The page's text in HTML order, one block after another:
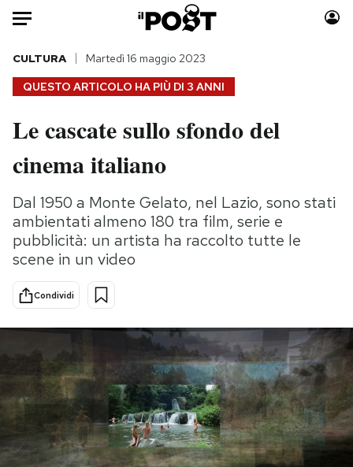
Auto
HOME
Italia
Politica
Tecnologia
Internet
Scienza
Cultura
Economia
Moda
Storie/Idee
Ok Boomer!
Media
PODCAST
NEWSLETTER
QUESTO ARTICOLO HA PIÙ DI 3 ANNI
CULTURA Martedì 16 maggio 2023
Le cascate sullo sfondo del
cinema italiano
Dal 1950 a Monte Gelato, nel Lazio, sono stati
ambientati almeno 180 tra film, serie e
pubblicità: un artista ha raccolto tutte le
scene in un video
Condividi